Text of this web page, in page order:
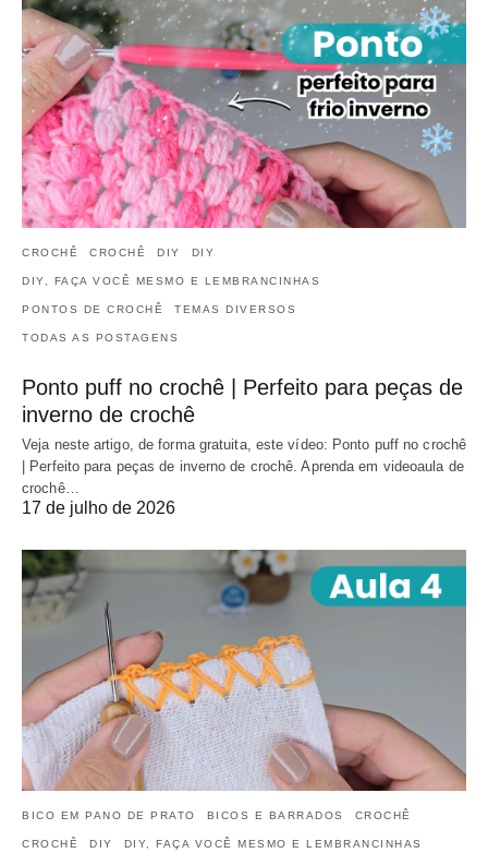
CROCHÊ CROCHÊ DIY DIY
DIY, FAÇA VOCÊ MESMO E LEMBRANCINHAS
PONTOS DE CROCHÊ TEMAS DIVERSOS
TODAS AS POSTAGENS
Ponto puff no crochê | Perfeito para peças de
inverno de crochê
Veja neste artigo, de forma gratuita, este vídeo: Ponto puff no crochê
| Perfeito para peças de inverno de crochê. Aprenda em videoaula de
crochê…
17 de julho de 2026
BICO EM PANO DE PRATO BICOS E BARRADOS CROCHÊ
CROCHÊ DIY DIY, FAÇA VOCÊ MESMO E LEMBRANCINHAS